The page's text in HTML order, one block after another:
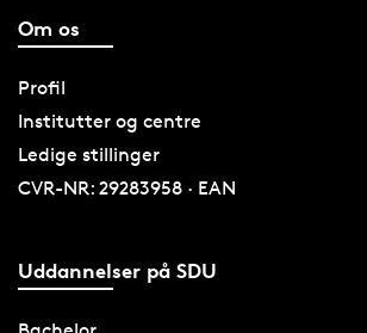
Om os
Profil
Institutter og centre
Ledige stillinger
CVR-NR: 29283958 · EAN
Uddannelser på SDU